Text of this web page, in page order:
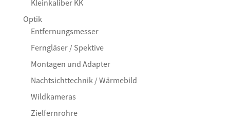
Kleinkaliber KK
Optik
Entfernungsmesser
Ferngläser / Spektive
Montagen und Adapter
Nachtsichttechnik / Wärmebild
Wildkameras
Zielfernrohre